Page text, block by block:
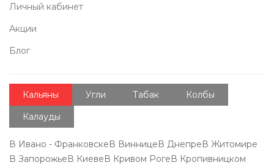
Личный кабинет
Акции
Блог
Кальяны Угли Табак
Колбы
Калауды
В Ивано - ФранковскеВ ВинницеВ ДнепреВ Житомире
В ЗапорожьеВ КиевеВ Кривом РогеВ Кропивницком